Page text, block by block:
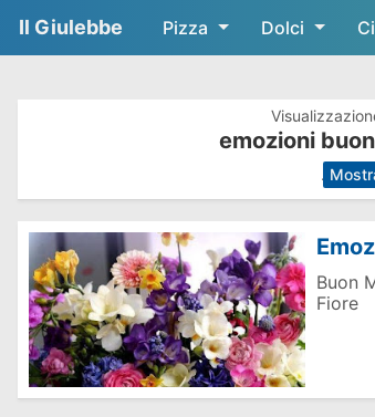
Il Giulebbe Pizza Dolci
emozioni
.
Buon
Fiore